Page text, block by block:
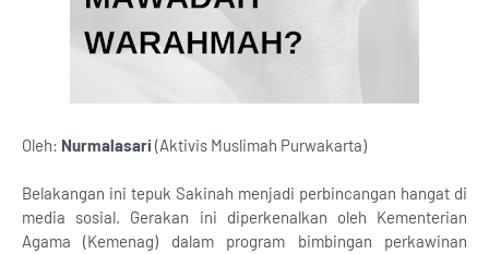
Oleh: Nurmalasari (Aktivis Muslimah Purwakarta)
Belakangan ini tepuk Sakinah menjadi perbincangan hangat di
media sosial. Gerakan ini diperkenalkan oleh Kementerian
Agama (Kemenag) dalam program bimbingan perkawinan